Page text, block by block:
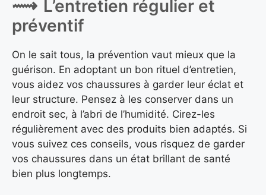
L’entretien régulier et
préventif
On le sait tous, la prévention vaut mieux que la
guérison. En adoptant un bon rituel d’entretien,
vous aidez vos chaussures à garder leur éclat et
leur structure. Pensez à les conserver dans un
endroit sec, à l’abri de l’humidité. Cirez-les
régulièrement avec des produits bien adaptés. Si
vous suivez ces conseils, vous risquez de garder
vos chaussures dans un état brillant de santé
bien plus longtemps.